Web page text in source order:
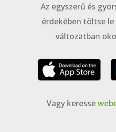
Az egyszerű és
érdekében töltse le
változatban
Vagy keresse